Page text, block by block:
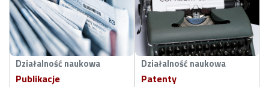
Działalność naukowa
Publikacje
Działalność naukowa
Patenty